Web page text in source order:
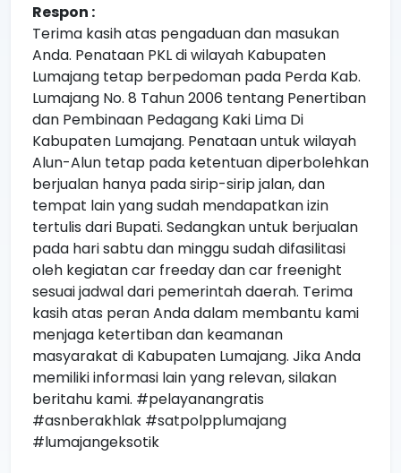
Respon :
Terima kasih atas pengaduan dan masukan
Anda. Penataan PKL di wilayah Kabupaten
Lumajang tetap berpedoman pada Perda Kab.
Lumajang No. 8 Tahun 2006 tentang Penertiban
dan Pembinaan Pedagang Kaki Lima Di
Kabupaten Lumajang. Penataan untuk wilayah
Alun-Alun tetap pada ketentuan diperbolehkan
berjualan hanya pada sirip-sirip jalan, dan
tempat lain yang sudah mendapatkan izin
tertulis dari Bupati. Sedangkan untuk berjualan
pada hari sabtu dan minggu sudah difasilitasi
oleh kegiatan car freeday dan car freenight
sesuai jadwal dari pemerintah daerah. Terima
kasih atas peran Anda dalam membantu kami
menjaga ketertiban dan keamanan
masyarakat di Kabupaten Lumajang. Jika Anda
memiliki informasi lain yang relevan, silakan
beritahu kami. #pelayanangratis
#asnberakhlak #satpolpplumajang
#lumajangeksotik